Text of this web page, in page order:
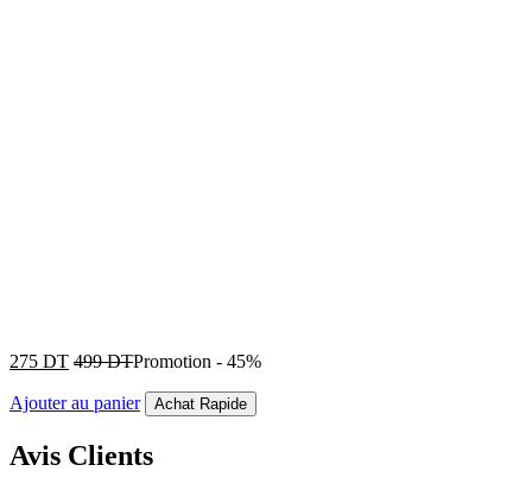
275 DT 499DTPromotion - 45%
Ajouter au panier Achat Rapide
Avis Clients